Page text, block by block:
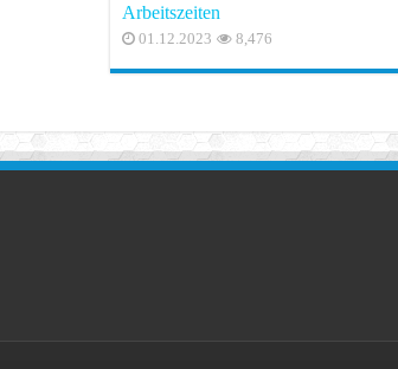
Arbeitszeiten
01.12.2023 8,476